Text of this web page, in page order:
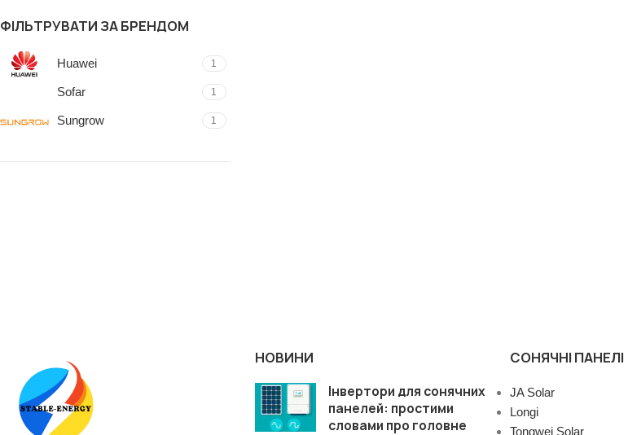
ФІЛЬТРУВАТИ ЗА БРЕНДОМ
Huawei 1
Sofar 1
Sungrow 1
НОВИНИ
Інвертори для сонячних
панелей: простими
словами про головне
СОНЯЧНІ ПАНЕЛІ
JA Solar
Longi
Tongwei Solar